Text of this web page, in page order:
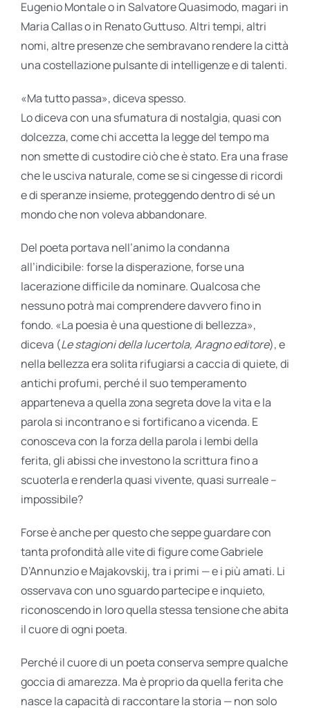
Eugenio Montale o in Salvatore Quasimodo, magari in
Maria Callas o in Renato Guttuso. Altri tempi, altri
nomi, altre presenze che sembravano rendere la città
una costellazione pulsante di intelligenze e di talenti.
«Ma tutto passa», diceva spesso.
Lo diceva con una sfumatura di nostalgia, quasi con
dolcezza, come chi accetta la legge del tempo ma
non smette di custodire ciò che è stato. Era una frase
che le usciva naturale, come se si cingesse di ricordi
e di speranze insieme, proteggendo dentro di sé un
mondo che non voleva abbandonare.
Del poeta portava nell’animo la condanna
all’indicibile: forse la disperazione, forse una
lacerazione difficile da nominare. Qualcosa che
nessuno potrà mai comprendere davvero fino in
fondo. «La poesia è una questione di bellezza»,
diceva (Le stagioni della lucertola, Aragno editore), e
nella bellezza era solita rifugiarsi a caccia di quiete, di
antichi profumi, perché il suo temperamento
apparteneva a quella zona segreta dove la vita e la
parola si incontrano e si fortificano a vicenda. E
conosceva con la forza della parola i lembi della
ferita, gli abissi che investono la scrittura fino a
scuoterla e renderla quasi vivente, quasi surreale –
impossibile?
Forse è anche per questo che seppe guardare con
tanta profondità alle vite di figure come Gabriele
D’Annunzio e Majakovskij, tra i primi — e i più amati. Li
osservava con uno sguardo partecipe e inquieto,
riconoscendo in loro quella stessa tensione che abita
il cuore di ogni poeta.
Perché il cuore di un poeta conserva sempre qualche
goccia di amarezza. Ma è proprio da quella ferita che
nasce la capacità di raccontare la storia — non solo